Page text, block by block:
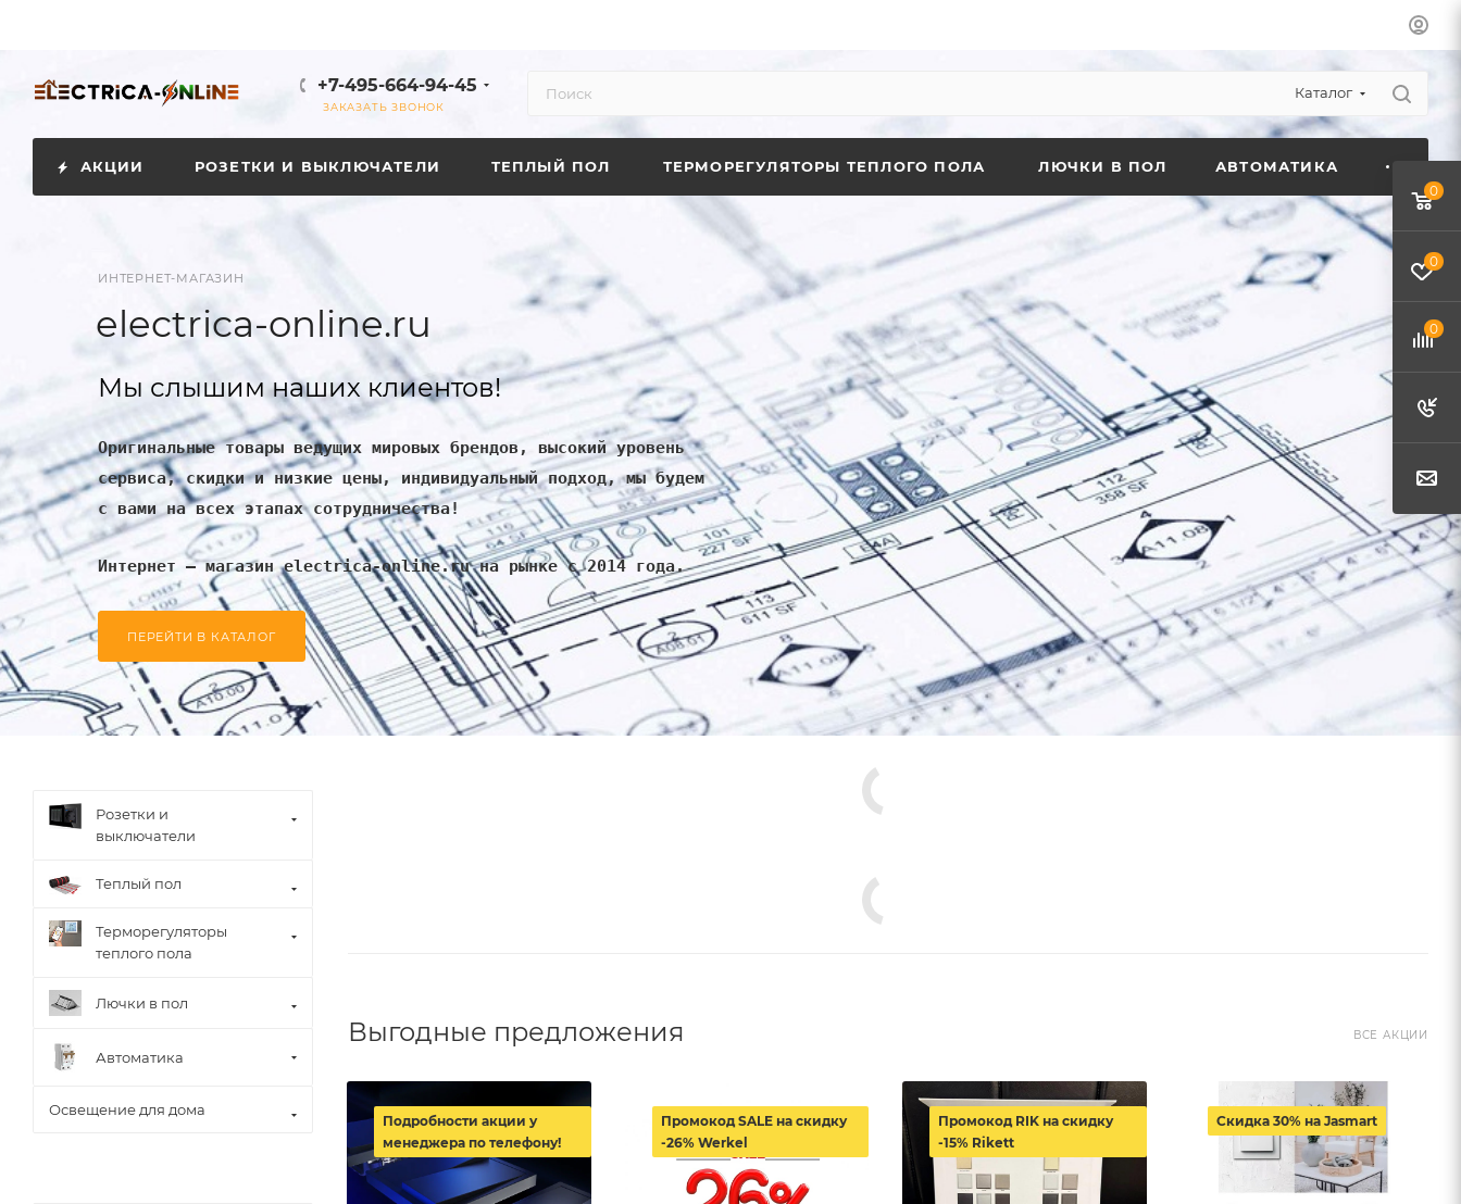
+7-495-664-94-45
ЗАКАЗАТЬ ЗВОНОК
Каталог
АКЦИИ РОЗЕТКИ И ВЫКЛЮЧАТЕЛИ ТЕПЛЫЙ ПОЛ ТЕРМОРЕГУЛЯТОРЫ ТЕПЛОГО ПОЛА ЛЮЧКИ В ПОЛ АВТОМАТИКА
ИНТЕРНЕТ-МАГАЗИН
electrica-online.ru
Мы слышим наших клиентов!
Оригинальные товары ведущих мировых брендов, высокий уровень
сервиса, скидки и низкие цены, индивидуальный подход, мы будем
с вами на всех этапах сотрудничества!
Интернет – магазин electrica-online.ru на рынке с 2014 года.
ПЕРЕЙТИ В КАТАЛОГ
Выгодные предложения ВСЕ АКЦИИ
Подробности акции у
менеджера по телефону!
Промокод SALE на скидку
-26% Werkel
Промокод RIK на скидку
-15% Rikett
Скидка 30% на Jasmart
Розетки и
выключатели
Теплый пол
Терморегуляторы
теплого пола
Лючки в пол
Автоматика
Освещение для дома
0
0
0